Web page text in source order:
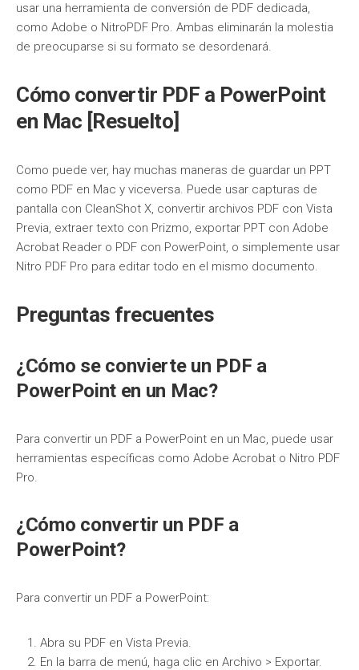
usar una herramienta de conversión de PDF dedicada,
como Adobe o NitroPDF Pro. Ambas eliminarán la molestia
de preocuparse si su formato se desordenará.
Cómo convertir PDF a PowerPoint
en Mac [Resuelto]
Como puede ver, hay muchas maneras de guardar un PPT
como PDF en Mac y viceversa. Puede usar capturas de
pantalla con CleanShot X, convertir archivos PDF con Vista
Previa, extraer texto con Prizmo, exportar PPT con Adobe
Acrobat Reader o PDF con PowerPoint, o simplemente usar
Nitro PDF Pro para editar todo en el mismo documento.
Preguntas frecuentes
¿Cómo se convierte un PDF a
PowerPoint en un Mac?
Para convertir un PDF a PowerPoint en un Mac, puede usar
herramientas específicas como Adobe Acrobat o Nitro PDF
Pro.
¿Cómo convertir un PDF a
PowerPoint?
Para convertir un PDF a PowerPoint:
Abra su PDF en Vista Previa.
En la barra de menú, haga clic en Archivo > Exportar.